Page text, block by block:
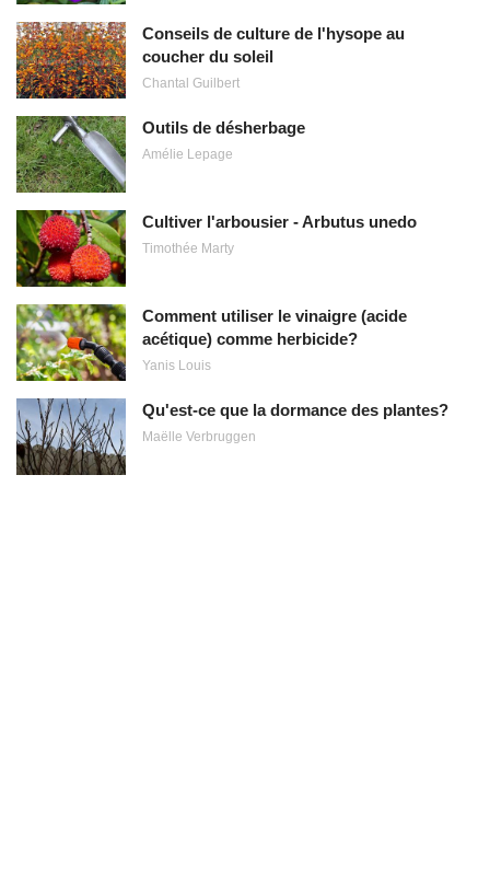
Conseils de culture de l'hysope au
coucher du soleil
Chantal Guilbert
Outils de désherbage
Amélie Lepage
Cultiver l'arbousier - Arbutus unedo
Timothée Marty
Comment utiliser le vinaigre (acide
acétique) comme herbicide?
Yanis Louis
Qu'est-ce que la dormance des plantes?
Maëlle Verbruggen